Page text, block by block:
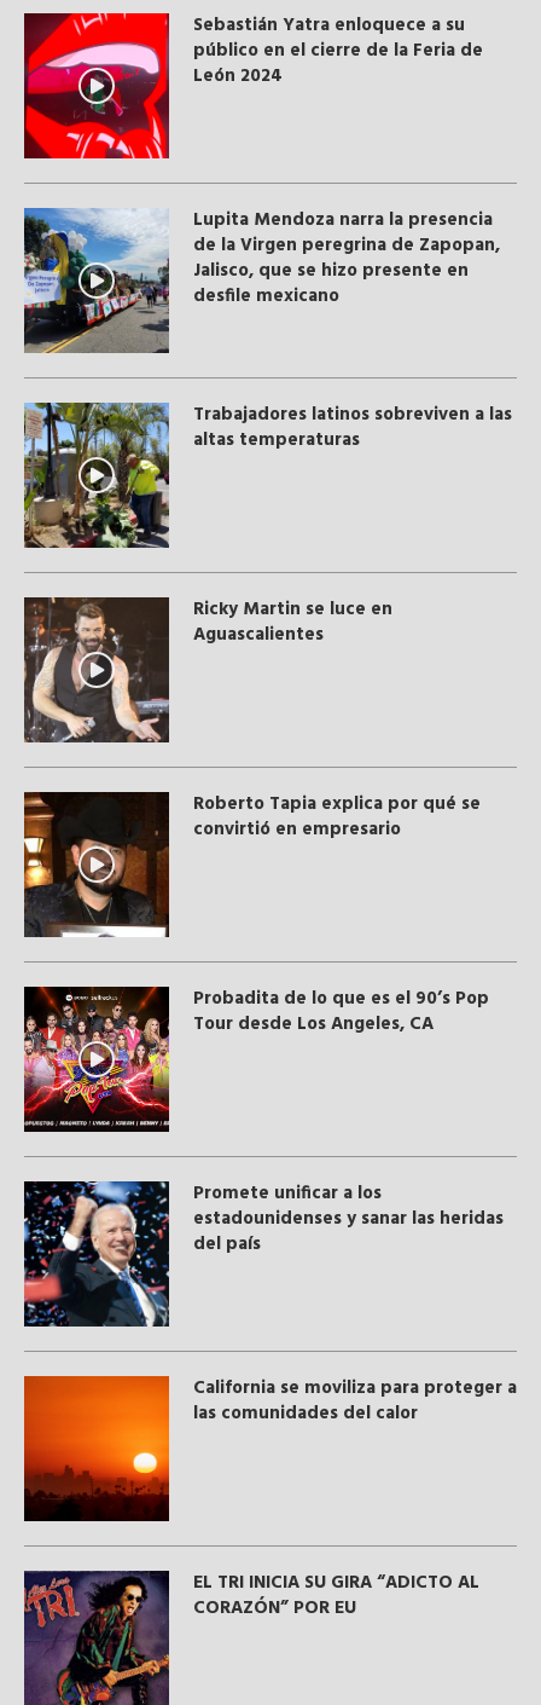
Sebastián Yatra enloquece a su
público en el cierre de la Feria de
León 2024
Lupita Mendoza narra la presencia
de la Virgen peregrina de Zapopan,
Jalisco, que se hizo presente en
desfile mexicano
Trabajadores latinos sobreviven a las
altas temperaturas
Ricky Martin se luce en
Aguascalientes
Roberto Tapia explica por qué se
convirtió en empresario
Probadita de lo que es el 90’s Pop
Tour desde Los Angeles, CA
Promete unificar a los
estadounidenses y sanar las heridas
del país
California se moviliza para proteger a
las comunidades del calor
EL TRI INICIA SU GIRA “ADICTO AL
CORAZÓN” POR EU